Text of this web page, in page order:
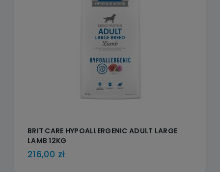
BRIT CARE HYPOALLERGENIC ADULT LARGE
LAMB 12KG
216,00 zł